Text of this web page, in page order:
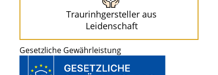
Traurinhgersteller aus
Leidenschaft
Gesetzliche Gewährleistung